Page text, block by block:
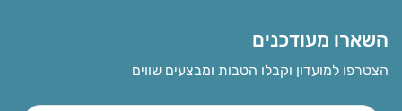
השארו מעודכנים
הצטרפו למועדון וקבלו הטבות ומבצעים שווים